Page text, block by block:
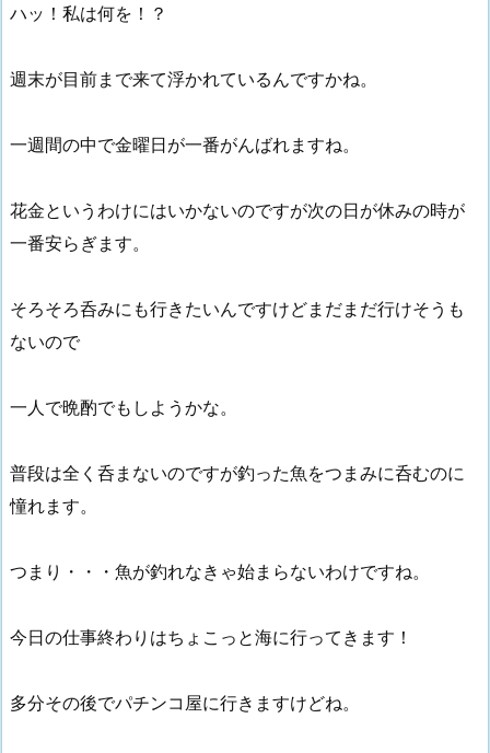
ハッ！私は何を！？
週末が目前まで来て浮かれているんですかね。
一週間の中で金曜日が一番がんばれますね。
花金というわけにはいかないのですが次の日が休みの時が
一番安らぎます。
そろそろ呑みにも行きたいんですけどまだまだ行けそうも
ないので
一人で晩酌でもしようかな。
普段は全く呑まないのですが釣った魚をつまみに呑むのに
憧れます。
つまり・・・魚が釣れなきゃ始まらないわけですね。
今日の仕事終わりはちょこっと海に行ってきます！
多分その後でパチンコ屋に行きますけどね。